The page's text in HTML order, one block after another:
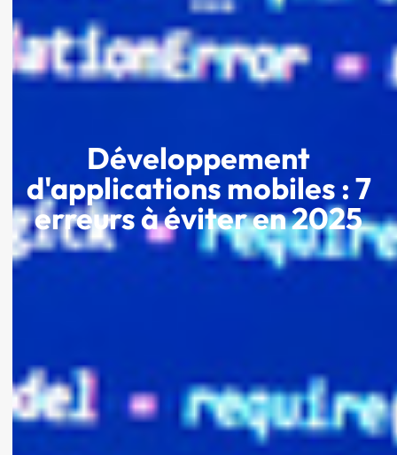
Développement
d'applications mobiles : 7
erreurs à éviter en 2025